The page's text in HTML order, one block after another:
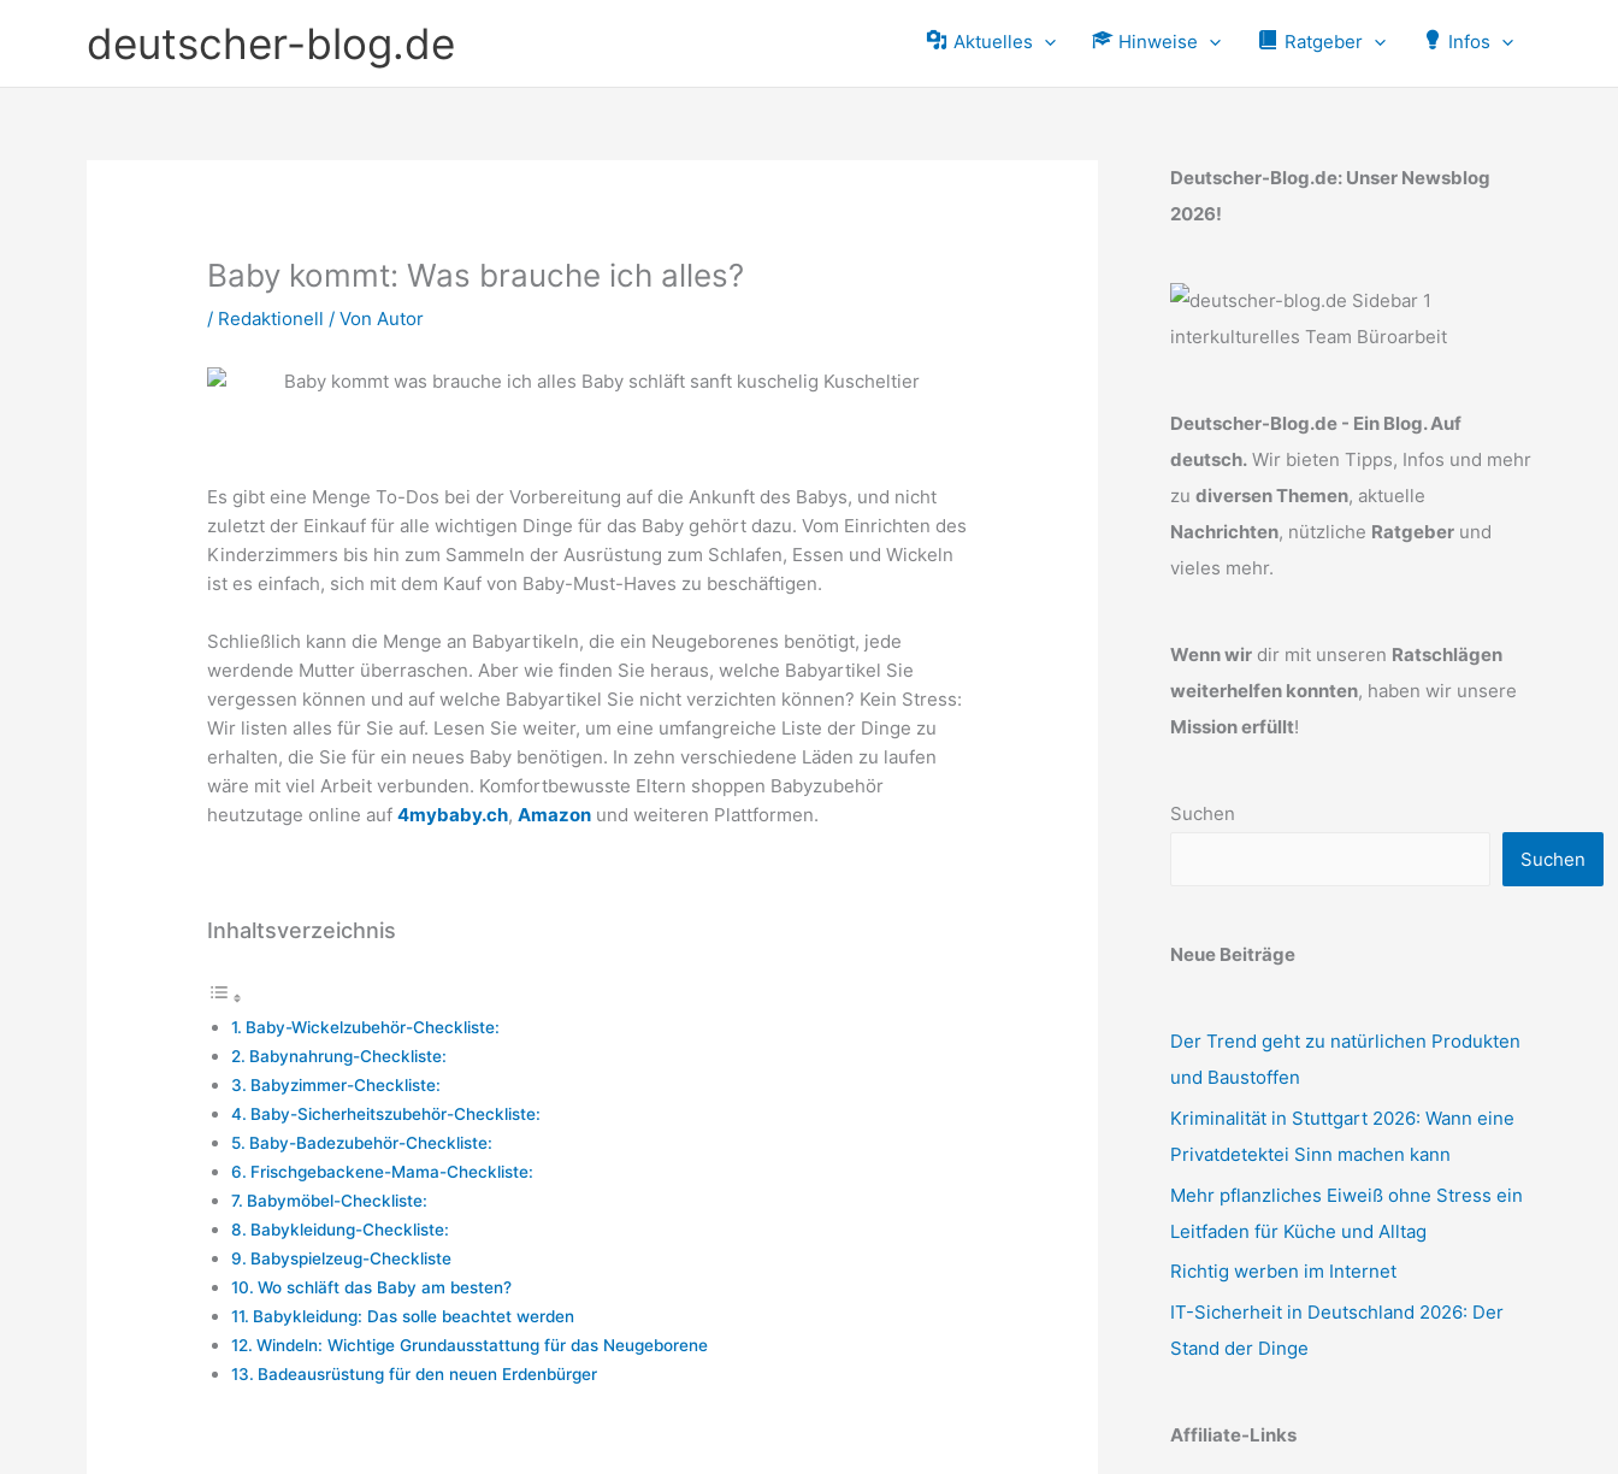
deutscher-blog.de Aktuelles Hinweise Ratgeber Infos
Baby kommt: Was brauche ich alles?
/ Redaktionell / VonAutor
Es gibt eine Menge To-Dos bei der Vorbereitung auf die Ankunft des Babys, und nicht
zuletzt der Einkauf für alle wichtigen Dinge für das Baby gehört dazu. Vom Einrichten des
Kinderzimmers bis hin zum Sammeln der Ausrüstung zum Schlafen, Essen und Wickeln
ist es einfach, sich mit dem Kauf von Baby-Must-Haves zu beschäftigen.
Schließlich kann die Menge an Babyartikeln, die ein Neugeborenes benötigt, jede
werdende Mutter überraschen. Aber wie finden Sie heraus, welche Babyartikel Sie
vergessen können und auf welche Babyartikel Sie nicht verzichten können? Kein Stress:
Wir listen alles für Sie auf. Lesen Sie weiter, um eine umfangreiche Liste der Dinge zu
erhalten, die Sie für ein neues Baby benötigen. In zehn verschiedene Läden zu laufen
wäre mit viel Arbeit verbunden. Komfortbewusste Eltern shoppen Babyzubehör
heutzutage online auf4mybaby.ch,Amazon und weiteren Plattformen.
Inhaltsverzeichnis
Baby-Wickelzubehör-Checkliste:
Babynahrung-Checkliste:
Babyzimmer-Checkliste:
Baby-Sicherheitszubehör-Checkliste:
Baby-Badezubehör-Checkliste:
Frischgebackene-Mama-Checkliste:
Babymöbel-Checkliste:
Babykleidung-Checkliste:
Babyspielzeug-Checkliste
Wo schläft das Baby am besten?
Babykleidung: Das solle beachtet werden
Windeln: Wichtige Grundausstattung für das Neugeborene
Badeausrüstung für den neuen Erdenbürger
Deutscher-Blog.de: Unser Newsblog
2026!
Deutscher-Blog.de - Ein Blog. Auf
deutsch. Wir bieten Tipps, Infos und mehr
zu diversen Themen, aktuelle
Nachrichten, nützliche Ratgeber und
vieles mehr.
Wenn wir dir mit unseren Ratschlägen
weiterhelfen konnten, haben wir unsere
Mission erfüllt!
Suchen
Suchen
Neue Beiträge
Der Trend geht zu natürlichen Produkten
und Baustoffen
Kriminalität in Stuttgart 2026: Wann eine
Privatdetektei Sinn machen kann
Mehr pflanzliches Eiweiß ohne Stress ein
Leitfaden für Küche und Alltag
Richtig werben im Internet
IT-Sicherheit in Deutschland 2026: Der
Stand der Dinge
Affiliate-Links